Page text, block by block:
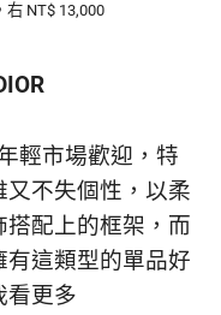
右 NT$ 13,000
輕市場歡迎，特
不失個性，以柔
配上的框架，而
這類型的單品好
看更多